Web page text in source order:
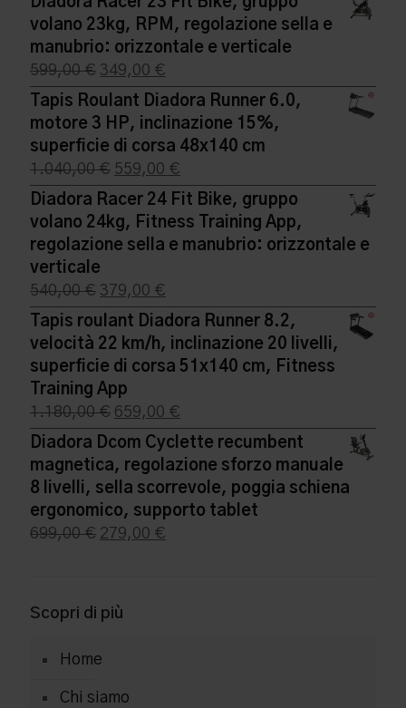
originale
era:
224,00 €.
attuale
è:
volano 23kg, RPM, regolazione sella e
manubrio: orizzontale e verticale
599,00€ Il
prezzo
originale
era:
599,00 €.
349,00 €
prezzo
attuale
è:
349,00 €.
Tapis Roulant Diadora Runner 6.0,
motore 3 HP, inclinazione 15%,
superficie di corsa 48x140 cm
1.040,00€ Il
prezzo
originale
era:
559,00 €
prezzo
attuale
è:
Diadora Racer 24 Fit Bike, gruppo
volano 24kg, Fitness Training App,
regolazione sella e manubrio: orizzontale e
verticale
540,00€ Il
prezzo
originale
era:
540,00 €.
379,00 €
prezzo
attuale
è:
Tapis roulant Diadora Runner 8.2,
velocità 22 km/h, inclinazione 20 livelli,
superficie di corsa 51x140 cm, Fitness
Training App
1.180,00€ Il
prezzo
originale
era:
1.180,00 €.
659,00 €
prezzo
attuale
è:
659,00 €.
Diadora Dcom Cyclette recumbent
magnetica, regolazione sforzo manuale
8 livelli, sella scorrevole, poggia schiena
ergonomico, supporto tablet
699,00€ Il
era:
699,00 €.
279,00 €
Scopri di più
Home
Chi siamo